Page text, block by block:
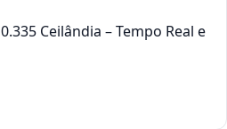
Ceilândia – Tempo Real e